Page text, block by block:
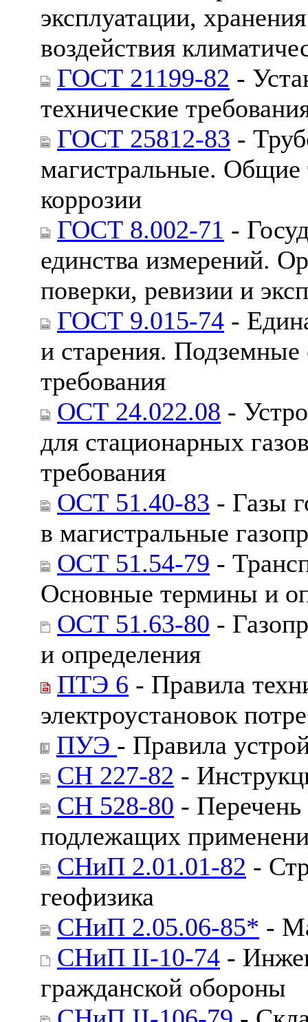
эксплуатации,
воздействия
ГОСТ 21199-82 -
технические
ГОСТ 25812-83 -
магистральные. Общие
коррозии
ГОСТ 8.002-71 -
единства измерений.
поверки, ревизии и
ГОСТ 9.015-74 -
и старения.
требования
ОСТ 24.022.08 -
для стационарных
требования
ОСТ 51.40-83 - Газы
в магистральные
ОСТ 51.54-79 -
Основные термины и
ОСТ 51.63-80 -
и определения
ПТЭ 6 - Правила
электроустановок
ПУЭ - Правила
СН 227-82 -
СН 528-80 -
подлежащих
СНиП 2.01.01-82 -
геофизика
СНиП 2.05.06-85* -
СНиП II-10-74 -
гражданской обороны